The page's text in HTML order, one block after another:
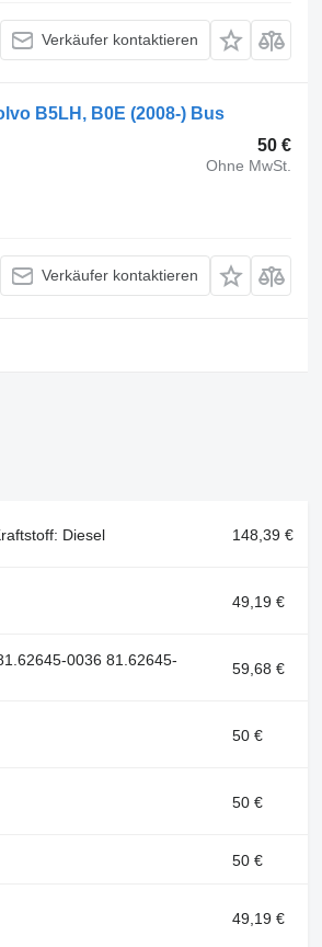
Verkäufer kontaktieren
B5LH, B0E (2008-) Bus
50 €
Ohne MwSt.
Verkäufer kontaktieren
Diesel 148,39 €
49,19 €
0036 81.62645-
59,68 €
50 €
50 €
50 €
49,19 €